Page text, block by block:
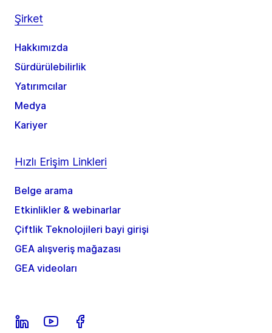
Şirket
Hakkımızda
Sürdürülebilirlik
Yatırımcılar
Medya
Kariyer
Hızlı Erişim Linkleri
Belge arama
Etkinlikler & webinarlar
Çiftlik Teknolojileri bayi girişi
GEA alışveriş mağazası
GEA videoları